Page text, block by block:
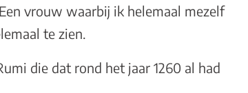
vrouw waarbij ik helemaal mezelf
te zien.
die dat rond het jaar 1260 al had